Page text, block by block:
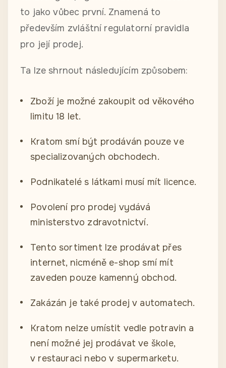
to jako vůbec první. Znamená to
především zvláštní regulatorní pravidla
pro její prodej.
Ta lze shrnout následujícím způsobem:
Zboží je možné zakoupit od věkového
limitu 18 let.
Kratom smí být prodáván pouze ve
specializovaných obchodech.
Podnikatelé s látkami musí mít licence.
Povolení pro prodej vydává
ministerstvo zdravotnictví.
Tento sortiment lze prodávat přes
internet, nicméně e-shop smí mít
zaveden pouze kamenný obchod.
Zakázán je také prodej v automatech.
Kratom nelze umístit vedle potravin a
není možné jej prodávat ve škole,
v restauraci nebo v supermarketu.